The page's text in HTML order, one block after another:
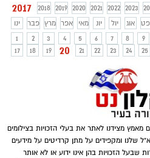
2017 2018 2019 2020 2021 2022 2023
ינו
פבר מרץ אפר מאי יונ יול אוג
1 2 3 4 5 6 7 8 9
17
18 19 20 21 22 23 24 25
מצידנו לאתר את בעלי הזכויות בצילומים
שלנו ומקפידים על מתן קרדיטים על מידעים
שבעל הזכויות בהן אינו ידוע או לא אותר